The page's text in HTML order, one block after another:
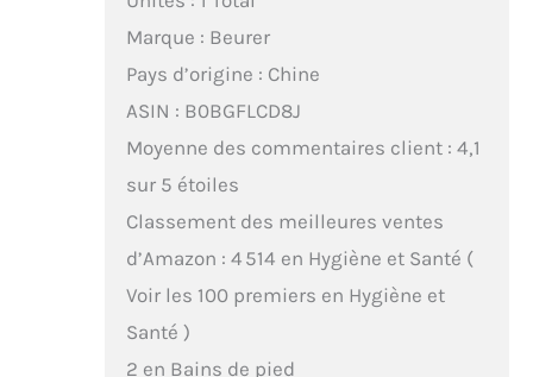
Marque : Beurer
Pays d’origine : Chine
ASIN : B0BGFLCD8J
Moyenne des commentaires client : 4,1
sur 5 étoiles
Classement des meilleures ventes
d’Amazon : 4 514 en Hygiène et Santé (
Voir les 100 premiers en Hygiène et
Santé )
2 en Bains de pied